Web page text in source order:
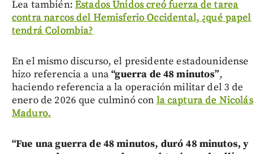
Lea también: Estados Unidos creó fuerza de tarea
contra narcos del Hemisferio Occidental, ¿qué papel
tendrá Colombia?
En el mismo discurso, el presidente estadounidense
hizo referencia a una“guerra de 48 minutos”,
haciendo referencia a la operación militar del 3 de
enero de 2026 que culminó con la captura de Nicolás
Maduro.
“Fue una guerra de 48 minutos, duró 48 minutos, y